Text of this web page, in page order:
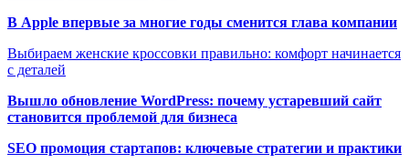
В Apple впервые за многие годы сменится глава компании
Выбираем женские кроссовки правильно: комфорт начинается
с деталей
Вышло обновление WordPress: почему устаревший сайт
становится проблемой для бизнеса
SEO промоция стартапов: ключевые стратегии и практики